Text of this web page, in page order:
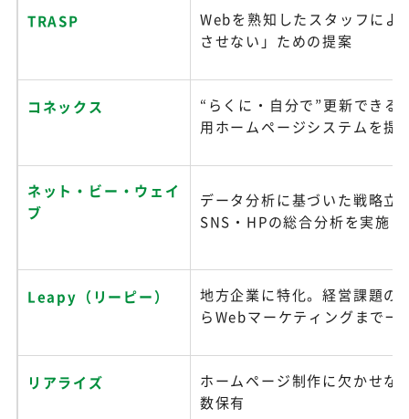
TRASP
Webを熟知したスタッフによ
させない」ための提案
コネックス
“らくに・自分で”更新できる
用ホームページシステムを提
ネット・ビー・ウェイ
ブ
データ分析に基づいた戦略立
SNS・HPの総合分析を実施
Leapy（リーピー）
地方企業に特化。経営課題の
らWebマーケティングまで一
リアライズ
ホームページ制作に欠かせな
数保有